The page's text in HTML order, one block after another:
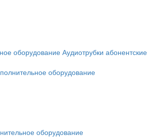
оборудование Аудиотрубки абонентские
оборудование
оборудование